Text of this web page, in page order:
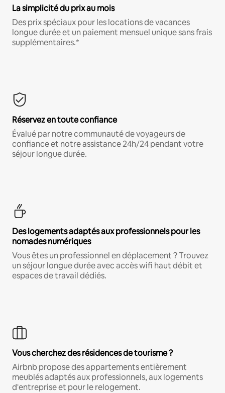
La simplicité du prix au mois
Des prix spéciaux pour les locations de vacances
longue durée et un paiement mensuel unique sans frais
supplémentaires.*
Réservez en toute confiance
Évalué par notre communauté de voyageurs de
confiance et notre assistance 24h/24 pendant votre
séjour longue durée.
Des logements adaptés aux professionnels pour les
nomades numériques
Vous êtes un professionnel en déplacement ? Trouvez
un séjour longue durée avec accès wifi haut débit et
espaces de travail dédiés.
Vous cherchez des résidences de tourisme ?
Airbnb propose des appartements entièrement
meublés adaptés aux professionnels, aux logements
d'entreprise et pour le relogement.